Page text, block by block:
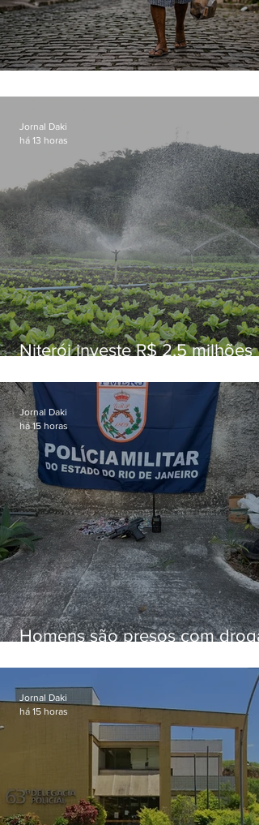
Niterói investe R$ 2,5 milhões
familiar para merenda escolar
Jornal Daki
há 13 horas
Homens são presos com
Jornal Daki
há 15 horas
Jornal Daki
há 15 horas